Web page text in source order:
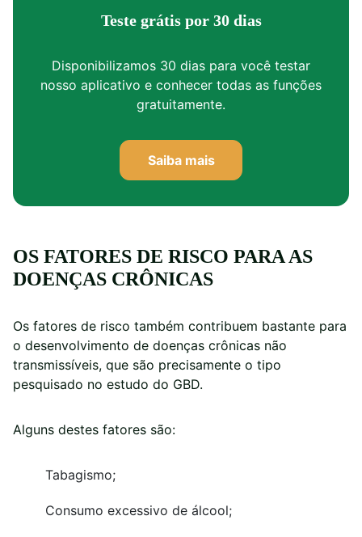
Teste grátis por 30 dias
Disponibilizamos 30 dias para você testar
nosso aplicativo e conhecer todas as funções
gratuitamente.
Saiba mais
OS FATORES DE RISCO PARA AS
DOENÇAS CRÔNICAS
Os fatores de risco também contribuem bastante para
o desenvolvimento de doenças crônicas não
transmissíveis, que são precisamente o tipo
pesquisado no estudo do GBD.
Alguns destes fatores são:
Tabagismo;
Consumo excessivo de álcool;